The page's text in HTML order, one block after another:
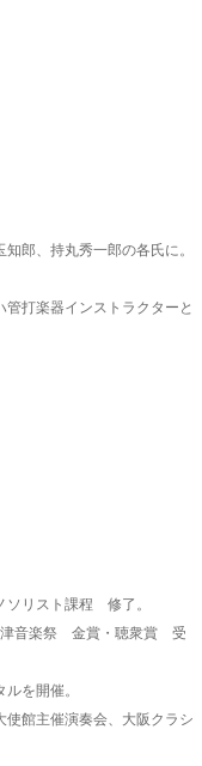
郎、持丸秀一郎の各氏に。
打楽器インストラクターと
ソリスト課程 修了。
津音楽祭 金賞・聴衆賞 受
を開催。
使館主催演奏会、大阪クラシ